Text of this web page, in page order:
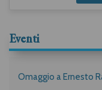
Eventi
Omaggio a Ernesto